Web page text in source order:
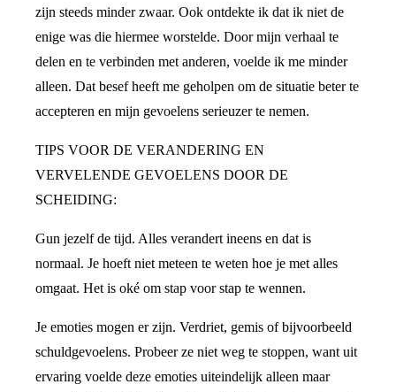
zijn steeds minder zwaar. Ook ontdekte ik dat ik niet de
enige was die hiermee worstelde. Door mijn verhaal te
delen en te verbinden met anderen, voelde ik me minder
alleen. Dat besef heeft me geholpen om de situatie beter te
accepteren en mijn gevoelens serieuzer te nemen.
TIPS VOOR DE VERANDERING EN
VERVELENDE GEVOELENS DOOR DE
SCHEIDING:
Gun jezelf de tijd. Alles verandert ineens en dat is
normaal. Je hoeft niet meteen te weten hoe je met alles
omgaat. Het is oké om stap voor stap te wennen.
Je emoties mogen er zijn. Verdriet, gemis of bijvoorbeeld
schuldgevoelens. Probeer ze niet weg te stoppen, want uit
ervaring voelde deze emoties uiteindelijk alleen maar